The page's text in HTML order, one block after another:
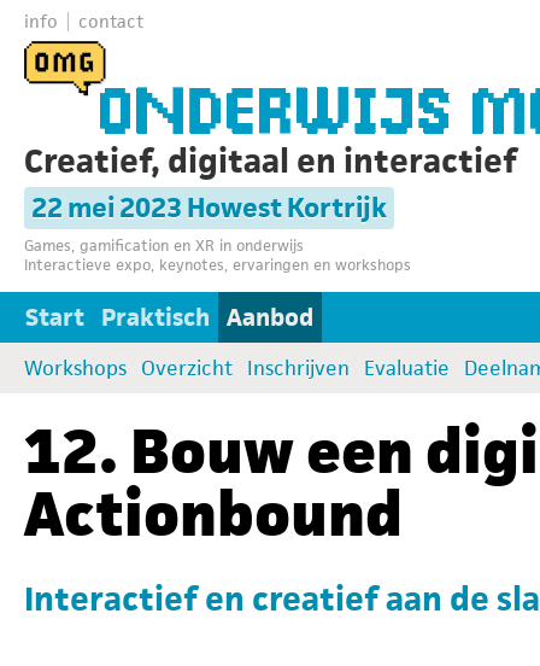
info contact
Creatief, digitaal en interactief
22 mei 2023 Howest Kortrijk
Games, gamification en XR in onderwijs
Interactieve expo, keynotes, ervaringen en workshops
Start Praktisch Aanbod
Workshops Overzicht Inschrijven Evaluatie
12. Bouw een
Actionbound
Interactief en creatief aan de